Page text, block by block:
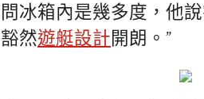
冰箱內是幾多度，他
然遊艇設計開朗。”